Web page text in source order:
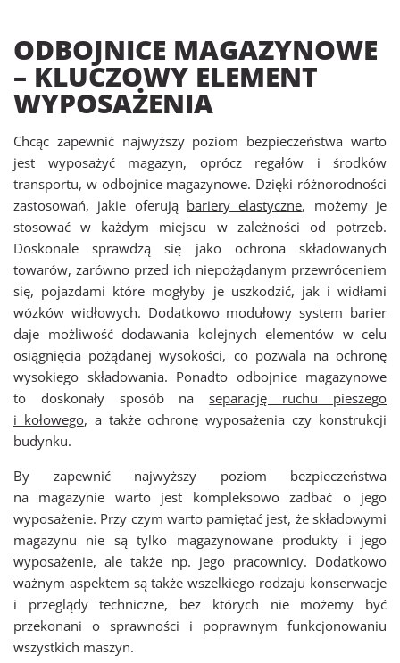
ODBOJNICE MAGAZYNOWE
– KLUCZOWY ELEMENT
WYPOSAŻENIA
Chcąc zapewnić najwyższy poziom bezpieczeństwa warto
jest wyposażyć magazyn, oprócz regałów i środków
transportu, w odbojnice magazynowe. Dzięki różnorodności
zastosowań, jakie oferują bariery elastyczne, możemy je
stosować w każdym miejscu w zależności od potrzeb.
Doskonale sprawdzą się jako ochrona składowanych
towarów, zarówno przed ich niepożądanym przewróceniem
się, pojazdami które mogłyby je uszkodzić, jak i widłami
wózków widłowych. Dodatkowo modułowy system barier
daje możliwość dodawania kolejnych elementów w celu
osiągnięcia pożądanej wysokości, co pozwala na ochronę
wysokiego składowania. Ponadto odbojnice magazynowe
to doskonały sposób naseparację ruchu pieszego
i kołowego, a także ochronę wyposażenia czy konstrukcji
budynku.
By zapewnić najwyższy poziom bezpieczeństwa
na magazynie warto jest kompleksowo zadbać o jego
wyposażenie. Przy czym warto pamiętać jest, że składowymi
magazynu nie są tylko magazynowane produkty i jego
wyposażenie, ale także np. jego pracownicy. Dodatkowo
ważnym aspektem są także wszelkiego rodzaju konserwacje
i przeglądy techniczne, bez których nie możemy być
przekonani o sprawności i poprawnym funkcjonowaniu
wszystkich maszyn.